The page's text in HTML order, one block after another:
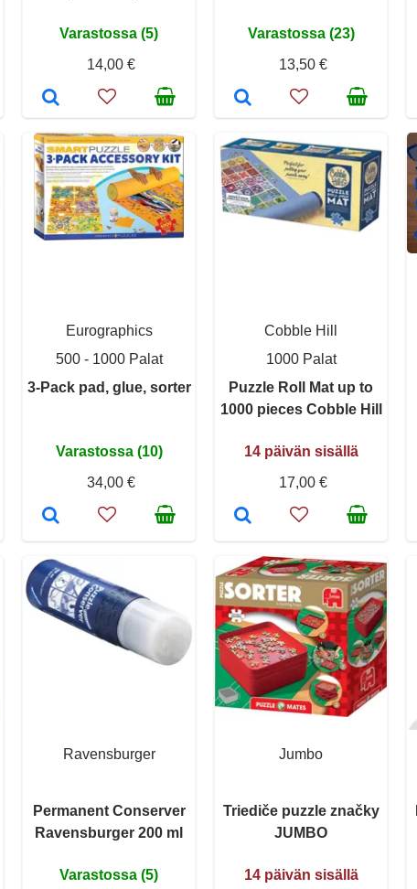
Varastossa (5)
14,00 €
Varastossa (23)
13,50 €
Eurographics
500 - 1000 Palat
3-Pack pad, glue, sorter
Varastossa (10)
34,00 €
Cobble Hill
1000 Palat
Puzzle Roll Mat up to
1000 pieces Cobble Hill
14 päivän sisällä
17,00 €
Ravensburger
Permanent Conserver
Ravensburger 200 ml
Varastossa (5)
Jumbo
Triediče puzzle značky
JUMBO
14 päivän sisällä